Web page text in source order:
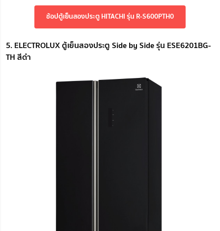
ช้อปตู้เย็นสองประตู HITACHI รุ่น R-S600PTH0
5. ELECTROLUX ตู้เย็นสองประตู Side by Side รุ่น ESE6201BG-
TH สีดำ